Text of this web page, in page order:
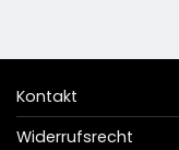
Kontakt
Widerrufsrecht